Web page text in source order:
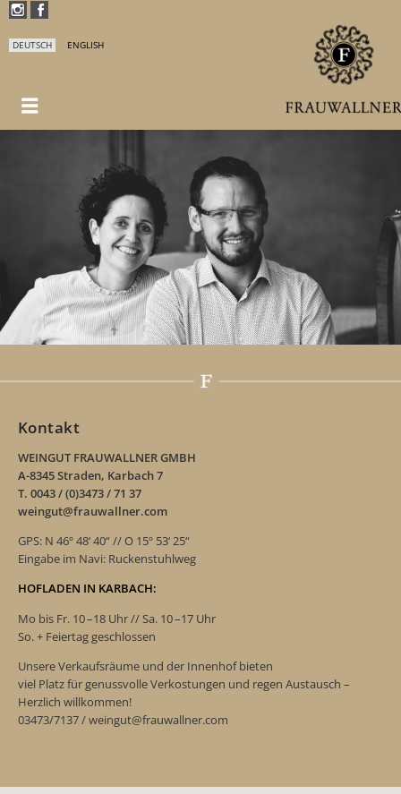
DEUTSCH ENGLISH
Kontakt
WEINGUT FRAUWALLNER GMBH
A-8345 Straden, Karbach 7
T. 0043 / (0)3473 / 71 37
weingut@frauwallner.com
GPS: N 46º 48‘ 40“ // O 15º 53‘ 25“
Eingabe im Navi: Ruckenstuhlweg
HOFLADEN IN KARBACH:
Mo bis Fr. 10 –18 Uhr // Sa. 10 –17 Uhr
So. + Feiertag geschlossen
Unsere Verkaufsräume und der Innenhof bieten
viel Platz für genussvolle Verkostungen und regen Austausch –
Herzlich willkommen!
03473/7137 / weingut@frauwallner.com